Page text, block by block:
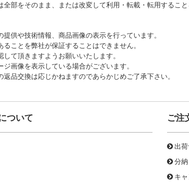
部をそのまま、または改変して利用・転載・転用すること
供や技術情報、商品画像の表示を行っています。
ことを弊社が保証することはできません。
て頂きますようお願いいたします。
画像を表示している場合がございます。
品交換は応じかねますのであらかじめご了承下さい。
ついて ご注
出
分
キ